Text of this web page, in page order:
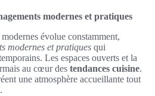
modernes et pratiques
évolue constamment,
modernes et pratiques qui
Les espaces ouverts et la
au cœur des tendances cuisine.
une atmosphère accueillante tout